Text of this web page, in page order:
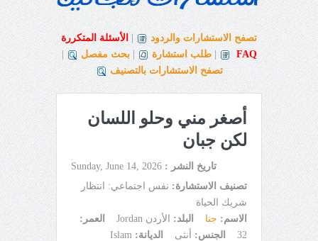
تصفح الاستشارات والردود
الأسئلة المتكررة
FAQ
طلب استشارة بحث مفصل
تصفح الاستشارات بالتصنيف
أصغر مني وحلو اللسان
لكن جبان
تاريخ النشر : Sunday, June 14, 2026
تصنيف الاستشارة: نفس اجتماعي: انتظار
شريك الحياة
الاسم: جنا البلد: الأردن Jordan
العمر:
32
الجنس: أنثى الديانة: Islam